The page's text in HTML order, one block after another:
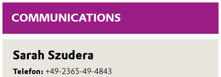
COMMUNICATIONS
Sarah Szudera
Telefon: +49-2365-49-4843